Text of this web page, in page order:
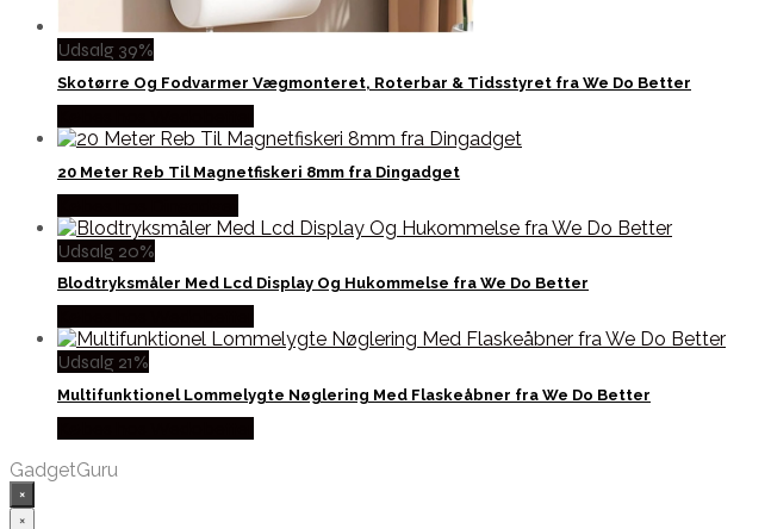
Udsalg 39%
Skotørre Og Fodvarmer Vægmonteret, Roterbar & Tidsstyret fra We Do Better
20 Meter Reb Til Magnetfiskeri 8mm fra Dingadget
Udsalg 20%
Blodtryksmåler Med Lcd Display Og Hukommelse fra We Do Better
Udsalg 21%
Multifunktionel Lommelygte Nøglering Med Flaskeåbner fra We Do Better
GadgetGuru
×
×